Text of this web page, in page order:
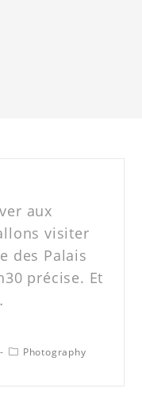
aux
visiter
des Palais
précise. Et
Photography